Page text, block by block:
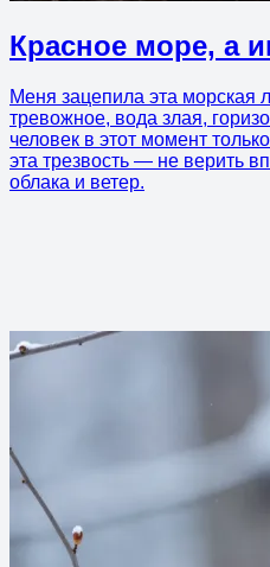
Красное море, а
Меня зацепила эта морская
тревожное, вода злая,
человек в этот момент
эта трезвость — не верить
облака и ветер.